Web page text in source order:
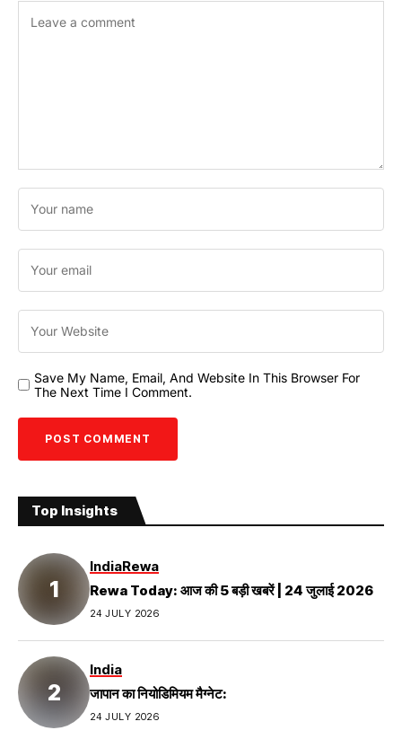
Save My Name, Email, And Website In This Browser For
The Next Time I Comment.
Top Insights
IndiaRewa
Rewa Today: आज की 5 बड़ी खबरें | 24 जुलाई 2026
24 JULY 2026
India
जापान का नियोडिमियम मैग्नेट:
24 JULY 2026